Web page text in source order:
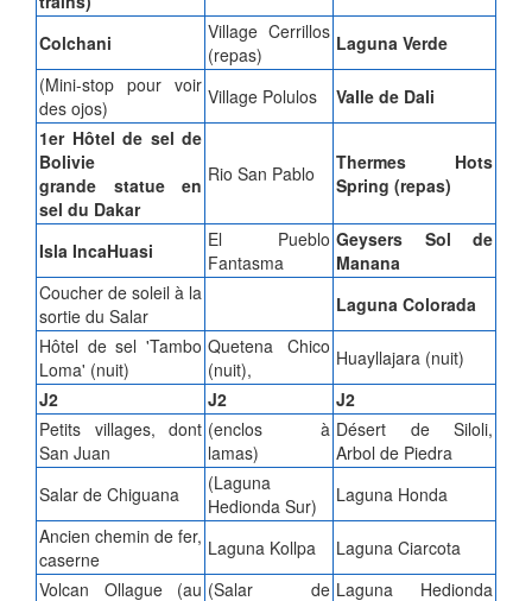
Colchani
Village Cerrillos
(repas)
Laguna Verde
(Mini-stop pour voir
des ojos)
Village Polulos
Valle de Dali
1er Hôtel de sel de
Bolivie
grande statue en
sel du Dakar
Rio San Pablo
Thermes Hots
Spring (repas)
Isla IncaHuasi
El Pueblo
Fantasma
Geysers Sol de
Manana
Coucher de soleil à la
sortie du Salar
Laguna Colorada
Hôtel de sel 'Tambo
Loma' (nuit)
Quetena Chico
(nuit),
Huayllajara (nuit)
J2
J2
J2
Petits villages, dont
San Juan
(enclos à
lamas)
Désert de Siloli,
Arbol de Piedra
Salar de Chiguana
(Laguna
Hedionda Sur)
Laguna Honda
Ancien chemin de fer,
caserne
Laguna Kollpa
Laguna Ciarcota
Volcan Ollague (au (Salar de Laguna Hedionda